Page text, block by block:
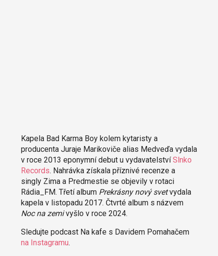
Kapela Bad Karma Boy kolem kytaristy a
producenta Juraje Marikoviče alias Medveďa vydala
v roce 2013 eponymní debut u vydavatelstvíSlnko
Records. Nahrávka získala příznivé recenze a
singly Zima a Predmestie se objevily v rotaci
Rádia_FM. Třetí album Prekrásny nový svetvydala
kapela v listopadu 2017. Čtvrté album s názvem
Noc na zemivyšlo v roce 2024.
Sledujte podcast Na kafe s Davidem Pomahačem
na Instagramu.